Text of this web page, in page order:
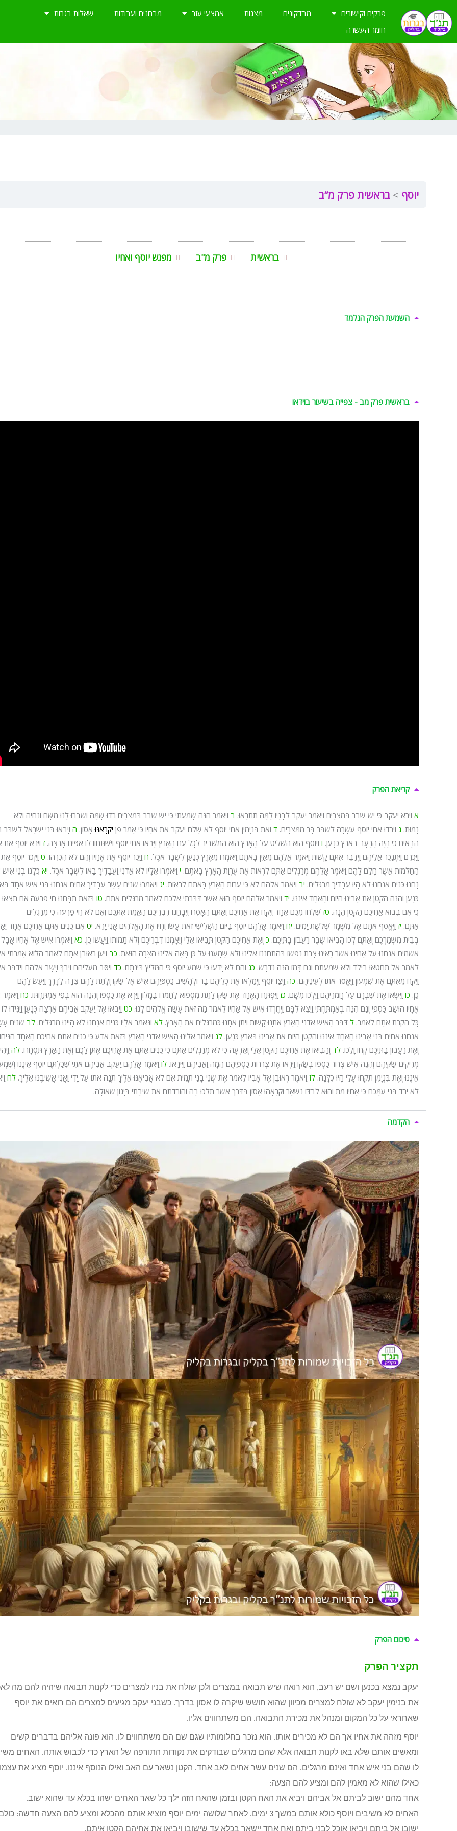
לתוכן
פרקים וקישורים מבדקונים מצגות אמצעי עזר מבחנים ועבודות
שאלות בגרות
חומר העשרה
יוסף בראשית פרק מ”ב
בראשית פרק מ"ב מפגש יוסף ואחיו
השמעת הפרק הנלמד
בראשית פרק מב - צפייה בשיעור בוידאו
קריאת הפרק
א וַיַּרְא יַעֲקֹב כִּי יֶשׁ שֶׁבֶר בְּמִצְרָיִם וַיֹּאמֶר יַעֲקֹב לְבָנָיו לָמָּה תִּתְרָאוּ. ב וַיֹּאמֶר הִנֵּה שָׁמַעְתִּי כִּי יֶשׁ שֶׁבֶר בְּמִצְרָיִם רְדוּ שָׁמָּה וְשִׁבְרוּ לָנוּ מִשָּׁם וְנִחְיֶה וְלֹא
נָמוּת. ג וַיֵּרְדוּ אֲחֵי יוֹסֵף עֲשָׂרָה לִשְׁבֹּר בָּר מִמִּצְרָיִם. ד וְאֶת בִּנְיָמִין אֲחִי יוֹסֵף לֹא שָׁלַח יַעֲקֹב אֶת אֶחָיו כִּי אָמַר פֶּן יִקְרָאֶנּוּ אָסוֹן. ה וַיָּבֹאוּ בְּנֵי יִשְׂרָאֵל לִשְׁבֹּר
הַבָּאִים כִּי הָיָה הָרָעָב בְּאֶרֶץ כְּנָעַן. ו וְיוֹסֵף הוּא הַשַּׁלִּיט עַל הָאָרֶץ הוּא הַמַּשְׁבִּיר לְכָל עַם הָאָרֶץ וַיָּבֹאוּ אֲחֵי יוֹסֵף וַיִּשְׁתַּחֲווּ לוֹ אַפַּיִם אָרְצָה. ז וַיַּרְא יוֹסֵף אֶת
וַיַּכִּרֵם וַיִּתְנַכֵּר אֲלֵיהֶם וַיְדַבֵּר אִתָּם קָשׁוֹת וַיֹּאמֶר אֲלֵהֶם מֵאַיִן בָּאתֶם וַיֹּאמְרוּ מֵאֶרֶץ כְּנַעַן לִשְׁבָּר אֹכֶל. ח וַיַּכֵּר יוֹסֵף אֶת אֶחָיו וְהֵם לֹא הִכִּרֻהוּ. ט וַיִּזְכֹּר יוֹסֵף אֵת
הַחֲלֹמוֹת אֲשֶׁר חָלַם לָהֶם וַיֹּאמֶר אֲלֵהֶם מְרַגְּלִים אַתֶּם לִרְאוֹת אֶת עֶרְוַת הָאָרֶץ בָּאתֶם. י וַיֹּאמְרוּ אֵלָיו לֹא אֲדֹנִי וַעֲבָדֶיךָ בָּאוּ לִשְׁבָּר אֹכֶל. יא כֻּלָּנוּ בְּנֵי
נָחְנוּ כֵּנִים אֲנַחְנוּ לֹא הָיוּ עֲבָדֶיךָ מְרַגְּלִים. יב וַיֹּאמֶר אֲלֵהֶם לֹא כִּי עֶרְוַת הָאָרֶץ בָּאתֶם לִרְאוֹת. יג וַיֹּאמְרוּ שְׁנֵים עָשָׂר עֲבָדֶיךָ אַחִים אֲנַחְנוּ בְּנֵי אִישׁ אֶחָד
כְּנָעַן וְהִנֵּה הַקָּטֹן אֶת אָבִינוּ הַיּוֹם וְהָאֶחָד אֵינֶנּוּ. יד וַיֹּאמֶר אֲלֵהֶם יוֹסֵף הוּא אֲשֶׁר דִּבַּרְתִּי אֲלֵכֶם לֵאמֹר מְרַגְּלִים אַתֶּם. טו בְּזֹאת תִּבָּחֵנוּ חֵי פַרְעֹה אִם תֵּצְאוּ
כִּי אִם בְּבוֹא אֲחִיכֶם הַקָּטֹן הֵנָּה. טז שִׁלְחוּ מִכֶּם אֶחָד וְיִקַּח אֶת אֲחִיכֶם וְאַתֶּם הֵאָסְרוּ וְיִבָּחֲנוּ דִּבְרֵיכֶם הַאֱמֶת אִתְּכֶם וְאִם לֹא חֵי פַרְעֹה כִּי מְרַגְּלִים
אַתֶּם. יז וַיֶּאֱסֹף אֹתָם אֶל מִשְׁמָר שְׁלֹשֶׁת יָמִים. יח וַיֹּאמֶר אֲלֵהֶם יוֹסֵף בַּיּוֹם הַשְּׁלִישִׁי זֹאת עֲשׂוּ וִחְיוּ אֶת הָאֱלֹהִים אֲנִי יָרֵא. יט אִם כֵּנִים אַתֶּם אֲחִיכֶם אֶחָד
בְּבֵית מִשְׁמַרְכֶם וְאַתֶּם לְכוּ הָבִיאוּ שֶׁבֶר רַעֲבוֹן בָּתֵּיכֶם. כ וְאֶת אֲחִיכֶם הַקָּטֹן תָּבִיאוּ אֵלַי וְיֵאָמְנוּ דִבְרֵיכֶם וְלֹא תָמוּתוּ וַיַּעֲשׂוּ כֵן. כא וַיֹּאמְרוּ אִישׁ אֶל אָחִיו אֲבָל
אֲשֵׁמִים אֲנַחְנוּ עַל אָחִינוּ אֲשֶׁר רָאִינוּ צָרַת נַפְשׁוֹ בְּהִתְחַנְנוֹ אֵלֵינוּ וְלֹא שָׁמָעְנוּ עַל כֵּן בָּאָה אֵלֵינוּ הַצָּרָה הַזֹּאת. כב וַיַּעַן רְאוּבֵן אֹתָם לֵאמֹר הֲלוֹא אָמַרְתִּי
לֵאמֹר אַל תֶּחֶטְאוּ בַיֶּלֶד וְלֹא שְׁמַעְתֶּם וְגַם דָּמוֹ הִנֵּה נִדְרָשׁ. כג וְהֵם לֹא יָדְעוּ כִּי שֹׁמֵעַ יוֹסֵף כִּי הַמֵּלִיץ בֵּינֹתָם. כד וַיִּסֹּב מֵעֲלֵיהֶם וַיֵּבְךְּ וַיָּשָׁב אֲלֵהֶם וַיְדַבֵּר
וַיִּקַּח מֵאִתָּם אֶת שִׁמְעוֹן וַיֶּאֱסֹר אֹתוֹ לְעֵינֵיהֶם. כה וַיְצַו יוֹסֵף וַיְמַלְאוּ אֶת כְּלֵיהֶם בָּר וּלְהָשִׁיב כַּסְפֵּיהֶם אִישׁ אֶל שַׂקּוֹ וְלָתֵת לָהֶם צֵדָה לַדָּרֶךְ וַיַּעַשׂ לָהֶם
כֵּן. כו וַיִּשְׂאוּ אֶת שִׁבְרָם עַל חֲמֹרֵיהֶם וַיֵּלְכוּ מִשָּׁם. כז וַיִּפְתַּח הָאֶחָד אֶת שַׂקּוֹ לָתֵת מִסְפּוֹא לַחֲמֹרוֹ בַּמָּלוֹן וַיַּרְא אֶת כַּסְפּוֹ וְהִנֵּה הוּא בְּפִי אַמְתַּחְתּוֹ. כח
אֶחָיו הוּשַׁב כַּסְפִּי וְגַם הִנֵּה בְאַמְתַּחְתִּי וַיֵּצֵא לִבָּם וַיֶּחֶרְדוּ אִישׁ אֶל אָחִיו לֵאמֹר מַה זֹּאת עָשָׂה אֱלֹהִים לָנוּ. כט וַיָּבֹאוּ אֶל יַעֲקֹב אֲבִיהֶם אַרְצָה כְּנָעַן וַיַּגִּידוּ
כָּל הַקֹּרֹת אֹתָם לֵאמֹר. ל דִּבֶּר הָאִישׁ אֲדֹנֵי הָאָרֶץ אִתָּנוּ קָשׁוֹת וַיִּתֵּן אֹתָנוּ כִּמְרַגְּלִים אֶת הָאָרֶץ. לא וַנֹּאמֶר אֵלָיו כֵּנִים אֲנָחְנוּ לֹא הָיִינוּ מְרַגְּלִים. לב שְׁנֵים
אֲנַחְנוּ אַחִים בְּנֵי אָבִינוּ הָאֶחָד אֵינֶנּוּ וְהַקָּטֹן הַיּוֹם אֶת אָבִינוּ בְּאֶרֶץ כְּנָעַן. לג וַיֹּאמֶר אֵלֵינוּ הָאִישׁ אֲדֹנֵי הָאָרֶץ בְּזֹאת אֵדַע כִּי כֵנִים אַתֶּם אֲחִיכֶם הָאֶחָד
וְאֶת רַעֲבוֹן בָּתֵּיכֶם קְחוּ וָלֵכוּ. לד וְהָבִיאוּ אֶת אֲחִיכֶם הַקָּטֹן אֵלַי וְאֵדְעָה כִּי לֹא מְרַגְּלִים אַתֶּם כִּי כֵנִים אַתֶּם אֶת אֲחִיכֶם אֶתֵּן לָכֶם וְאֶת הָאָרֶץ תִּסְחָרוּ. לה
מְרִיקִים שַׂקֵּיהֶם וְהִנֵּה אִישׁ צְרוֹר כַּסְפּוֹ בְּשַׂקּוֹ וַיִּרְאוּ אֶת צְרֹרוֹת כַּסְפֵּיהֶם הֵמָּה וַאֲבִיהֶם וַיִּירָאוּ. לו וַיֹּאמֶר אֲלֵהֶם יַעֲקֹב אֲבִיהֶם אֹתִי שִׁכַּלְתֶּם יוֹסֵף אֵינֶנּוּ
אֵינֶנּוּ וְאֶת בִּנְיָמִן תִּקָּחוּ עָלַי הָיוּ כֻלָּנָה. לז וַיֹּאמֶר רְאוּבֵן אֶל אָבִיו לֵאמֹר אֶת שְׁנֵי בָנַי תָּמִית אִם לֹא אֲבִיאֶנּוּ אֵלֶיךָ תְּנָה אֹתוֹ עַל יָדִי וַאֲנִי אֲשִׁיבֶנּוּ אֵלֶיךָ. לח
לֹא יֵרֵד בְּנִי עִמָּכֶם כִּי אָחִיו מֵת וְהוּא לְבַדּוֹ נִשְׁאָר וּקְרָאָהוּ אָסוֹן בַּדֶּרֶךְ אֲשֶׁר תֵּלְכוּ בָהּ וְהוֹרַדְתֶּם אֶת שֵׂיבָתִי בְּיָגוֹן שְׁאוֹלָה.
הקדמה
סיכום הפרק
תקציר הפרק
יעקב נמצא בכנען ושם יש רעב, הוא רואה שיש תבואה במצרים ולכן שולח את בניו למצרים כדי לקנות תבואה שיהיה להם מה
את בנימין יעקב לא שולח למצרים מכיוון שהוא חושש שיקרה לו אסון בדרך. כשבני יעקב מגיעים למצרים הם רואים את יוסף
שאחראי על כל המקום ומנהל את מכירת התבואה. הם משתחווים אליו.
יוסף מזהה את אחיו אך הם לא מכירים אותו. הוא נזכר בחלומותיו שגם שם הם משתחווים לו. הוא פונה אליהם בדברים קשים
ומאשים אותם שלא באו לקנות תבואה אלא שהם מרגלים שבודקים את נקודות התורפה של הארץ כדי לכבוש אותה. האחים
לו שהם בני איש אחד ואינם מרגלים. הם שנים עשר אחים לאב אחד. הקטן נשאר עם האב ואילו הנוסף איננו. יוסף מציג את עצמו
כאילו שהוא לא מאמין להם ומציע להם הצעה:
אחד מהם ישוב לביתם אל אביהם ויביא את האח הקטן ובזמן שהאח הזה ילך כל שאר האחים ישהו בכלא עד שהוא ישוב.
האחים לא משיבים ויוסף כולא אותם במשך 3 ימים. לאחר שלושה ימים יוסף מוציא אותם מהכלא ומציע להם הצעה חדשה: